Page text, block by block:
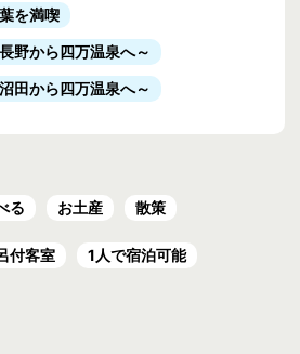
を満喫
野から四万温泉へ～
田から四万温泉へ～
る お土産 散策
付客室 1人で宿泊可能